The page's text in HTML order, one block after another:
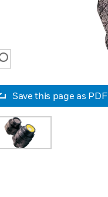
SEARCH
Save this page as PDF